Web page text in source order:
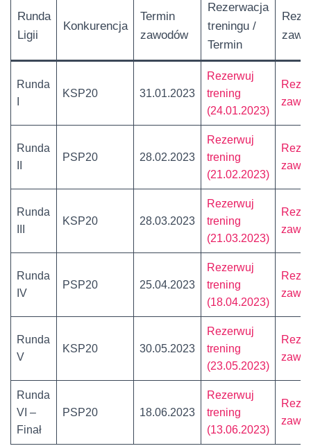
Runda
Ligii
Konkurencja
Termin
zawodów
Rezerwacja
treningu /
Termin
Runda
KSP20 31.01.2023
Rezerwuj
trening
(24.01.2023)
Runda
PSP20 28.02.2023
Rezerwuj
trening
(21.02.2023)
Runda
KSP20 28.03.2023
Rezerwuj
trening
(21.03.2023)
Re
Runda
IV
PSP20 25.04.2023
Rezerwuj
trening
(18.04.2023)
Runda
V
KSP20 30.05.2023
Rezerwuj
trening
(23.05.2023)
Runda
VI –
Finał
PSP20 18.06.2023
Rezerwuj
trening
(13.06.2023)